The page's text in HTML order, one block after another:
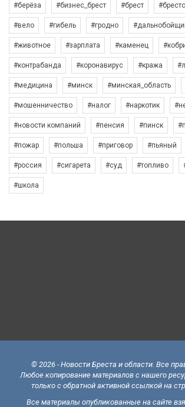
#берёза #бизнес_брест #брест
#вело #гибель #гродно
#животное #зарплата #каменец
#контрабанда #коронавирус #кража
#медицина #минск #минская_область
#мошенничество #налог #наркотик
#новости компаний #пенсия #пинск
#пожар #польша #приговор #пьяный
#россия #сигарета #суд #топливо
#школа
© 2026 - Новости Бреста и области. Все
Любое копирование материалов с нашего
только с обратной активной ссылкой на
Все материалы опубликованные на сайте